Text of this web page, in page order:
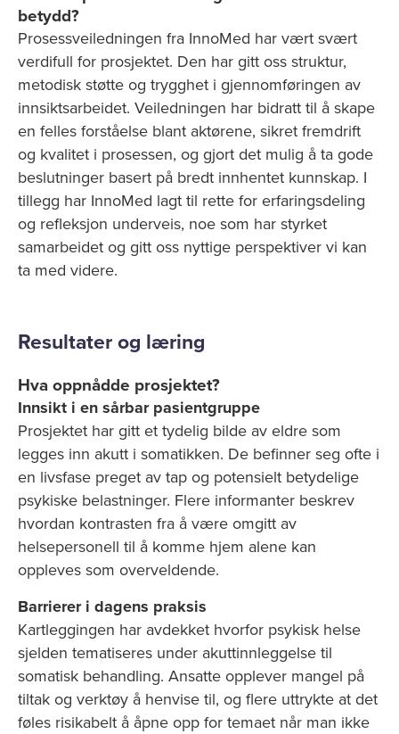
betydd?
Prosessveiledningen fra InnoMed har vært svært
verdifull for prosjektet. Den har gitt oss struktur,
metodisk støtte og trygghet i gjennomføringen av
innsiktsarbeidet. Veiledningen har bidratt til å skape
en felles forståelse blant aktørene, sikret fremdrift
og kvalitet i prosessen, og gjort det mulig å ta gode
beslutninger basert på bredt innhentet kunnskap. I
tillegg har InnoMed lagt til rette for erfaringsdeling
og refleksjon underveis, noe som har styrket
samarbeidet og gitt oss nyttige perspektiver vi kan
ta med videre.
Resultater og læring
Hva oppnådde prosjektet?
Innsikt i en sårbar pasientgruppe
Prosjektet har gitt et tydelig bilde av eldre som
legges inn akutt i somatikken. De befinner seg ofte i
en livsfase preget av tap og potensielt betydelige
psykiske belastninger. Flere informanter beskrev
hvordan kontrasten fra å være omgitt av
helsepersonell til å komme hjem alene kan
oppleves som overveldende.
Barrierer i dagens praksis
Kartleggingen har avdekket hvorfor psykisk helse
sjelden tematiseres under akuttinnleggelse til
somatisk behandling. Ansatte opplever mangel på
tiltak og verktøy å henvise til, og flere uttrykte at det
føles risikabelt å åpne opp for temaet når man ikke